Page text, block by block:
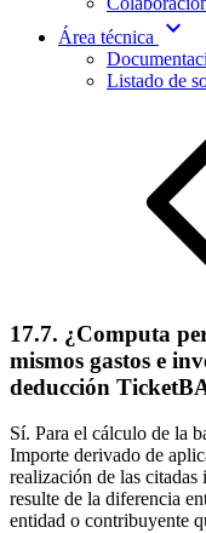
Área técnica
expand_more
Listado de
17.7. ¿Computa
mismos gastos e
deducción
Sí. Para el cálculo de la
Importe derivado de
realización de las citadas
resulte de la diferencia
entidad o contribuyente